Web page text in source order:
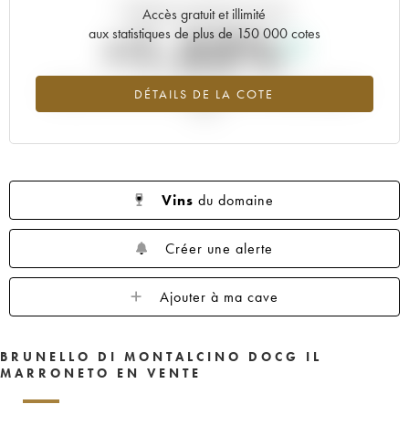
Accès gratuit et illimité
aux statistiques de plus de 150 000 cotes
DÉTAILS DE LA COTE
Tendance actuelle de la cote
+1.52%
Tendance à la hausse du millésime 2015 en 2026 par rapport à
Vins du domaine
Créer une alerte
Ajouter à ma cave
BRUNELLO DI MONTALCINO DOCG IL
MARRONETO EN VENTE